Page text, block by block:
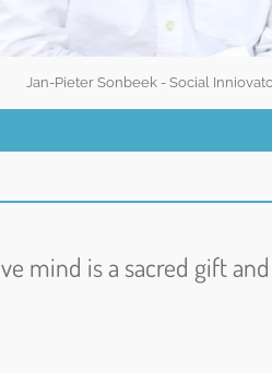
Jan-Pieter Sonbeek - Social
mind is a sacred gift